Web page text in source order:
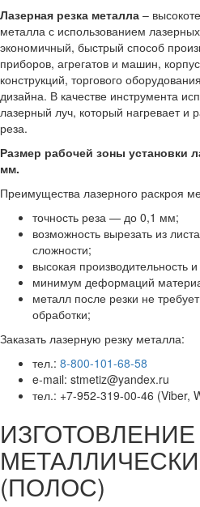
Лазерная резка металла –
металла с использованием
экономичный, быстрый способ
приборов, агрегатов и машин,
конструкций, торгового
дизайна. В качестве инструмента
лазерный луч, который нагревает и
реза.
Размер рабочей зоны установки
мм.
Преимущества лазерного раскроя
точность реза — до 0,1 мм;
возможность вырезать из
сложности;
высокая производительность
минимум деформаций
металл после резки не
обработки;
Заказать лазерную резку металла:
тел.: 8-800-101-68-58
e-mail: stmetiz@yandex.ru
тел.: +7-952-319-00-46 (Viber,
ИЗГОТОВЛЕНИЕ
(ПОЛОС)